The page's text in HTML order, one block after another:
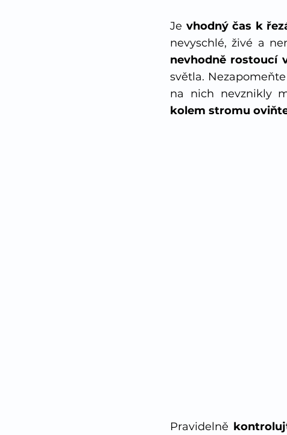
Je vhodný čas k
nevyschlé, živé a
nevhodně rostoucí
světla. Nezapomeňte
kolem stromu
Pravidelně